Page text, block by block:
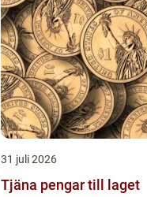
31 juli 2026
Tjäna pengar till laget